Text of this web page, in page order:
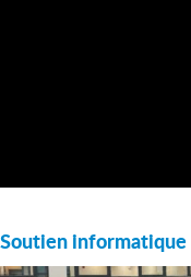
Soutien informatique